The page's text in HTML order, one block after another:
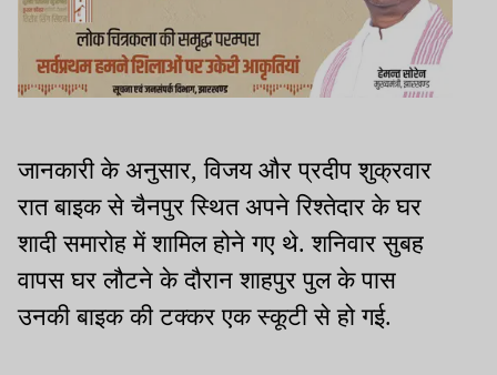
जानकारी के अनुसार, विजय और प्रदीप शुक्रवार
रात बाइक से चैनपुर स्थित अपने रिश्तेदार के घर
शादी समारोह में शामिल होने गए थे. शनिवार सुबह
वापस घर लौटने के दौरान शाहपुर पुल के पास
उनकी बाइक की टक्कर एक स्कूटी से हो गई.